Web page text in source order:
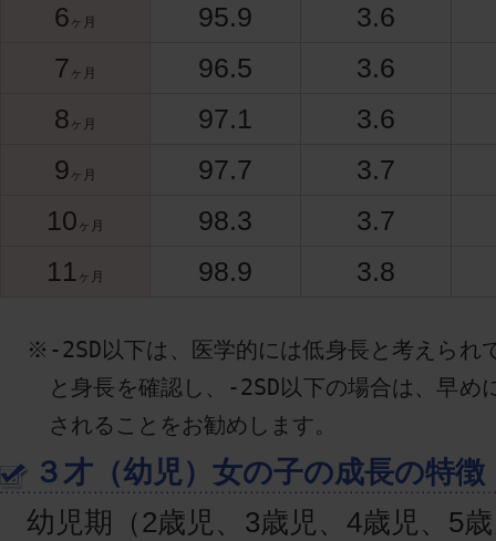
6 ヶ月 95.9
3.6
7 ヶ月 96.5
3.6
8 ヶ月 97.1
3.6
9 ヶ月 97.7
3.7
10 ヶ月 98.3
3.7
11 ヶ月 98.9 3.8
※-2SD以下は、医学的には低身長と考えられ
と身長を確認し、-2SD以下の場合は、早め
されることをお勧めします。
３才（幼児）女の子の成長の特徴
幼児期（2歳児、3歳児、4歳児、5